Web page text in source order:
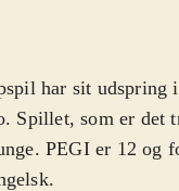
har sit udspring
Spillet, som er det
PEGI er 12 og
.